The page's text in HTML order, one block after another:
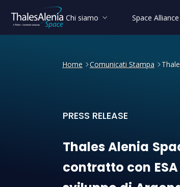
Chi siamo Space Alliance
Home Comunicati Stampa
PRESS RELEASE
Thales Alenia
ThalesAlenia
contratto con ESA